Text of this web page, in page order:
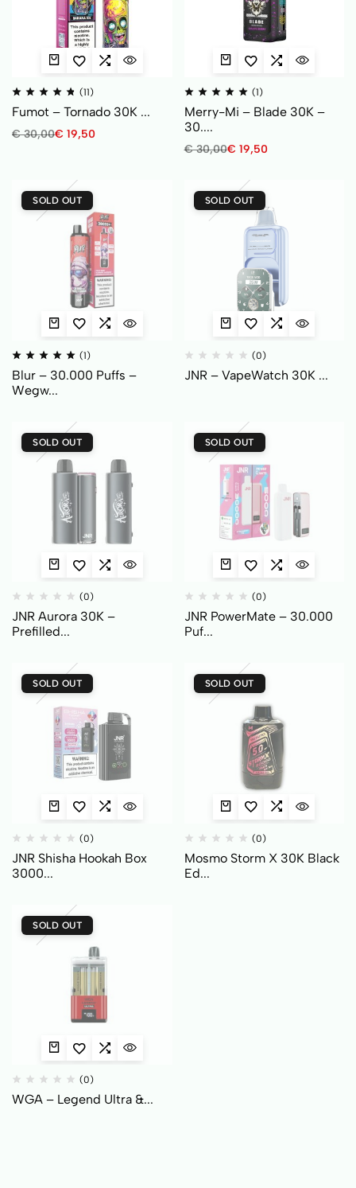
(11)
Fumot – Tornado 30K ...
€30,00€ 19,50
(1)
Merry-Mi – Blade 30K –
30....
€30,00€ 19,50
SOLD OUT
(1)
Blur – 30.000 Puffs –
Wegw...
SOLD OUT
(0)
JNR – VapeWatch 30K ...
SOLD OUT
(0)
JNR Aurora 30K –
Prefilled...
SOLD OUT
(0)
JNR PowerMate – 30.000
Puf...
SOLD OUT
(0)
JNR Shisha Hookah Box
3000...
SOLD OUT
(0)
Mosmo Storm X 30K Black
Ed...
SOLD OUT
(0)
WGA – Legend Ultra &...